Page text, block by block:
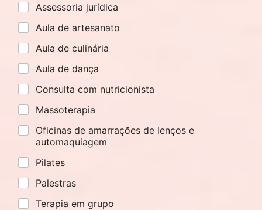
Assessoria jurídica
Aula de artesanato
Aula de culinária
Aula de dança
Consulta com nutricionista
Massoterapia
Oficinas de amarrações de lenços e
automaquiagem
Pilates
Palestras
Terapia em grupo